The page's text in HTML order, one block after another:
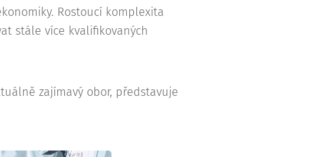
Rostoucí komplexita
stále více kvalifikovaných
zajímavý obor, představuje